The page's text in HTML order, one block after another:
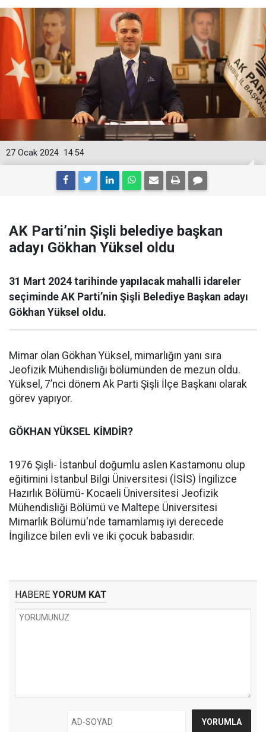
14:54
27 Ocak 2024
AK Parti’nin Şişli belediye başkan
adayı Gökhan Yüksel oldu
31 Mart 2024 tarihinde yapılacak mahalli idareler
seçiminde AK Parti’nin Şişli Belediye Başkan adayı
Gökhan Yüksel oldu.
Mimar olan Gökhan Yüksel, mimarlığın yanı sıra
Jeofizik Mühendisliği bölümünden de mezun oldu.
Yüksel, 7’nci dönem Ak Parti Şişli İlçe Başkanı olarak
görev yapıyor.
GÖKHAN YÜKSEL KİMDİR?
1976 Şişli- İstanbul doğumlu aslen Kastamonu olup
eğitimini İstanbul Bilgi Üniversitesi (İSİS) İngilizce
Hazırlık Bölümü- Kocaeli Üniversitesi Jeofizik
Mühendisliği Bölümü ve Maltepe Üniversitesi
Mimarlık Bölümü'nde tamamlamış iyi derecede
İngilizce bilen evli ve iki çocuk babasıdır.
HABERE YORUM KAT